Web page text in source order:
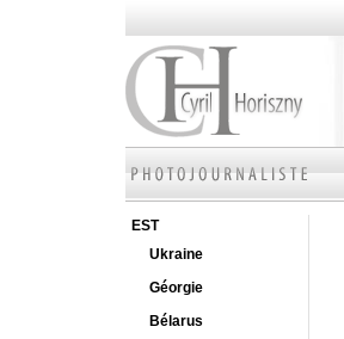
EST
Ukraine
Géorgie
Bélarus